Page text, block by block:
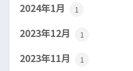
2024年1月 1
2023年12月 1
2023年11月 1